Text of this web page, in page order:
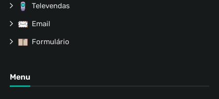
Televendas
Email
Formulário
Menu